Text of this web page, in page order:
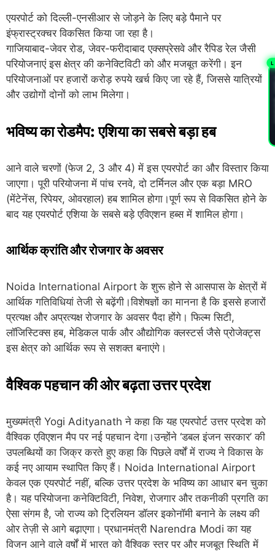
एयरपोर्ट को दिल्ली-एनसीआर से जोड़ने के लिए बड़े पैमाने पर
इंफ्रास्ट्रक्चर विकसित किया जा रहा है।
गाजियाबाद-जेवर रोड, जेवर-फरीदाबाद एक्सप्रेसवे और रैपिड रेल जैसी
परियोजनाएं इस क्षेत्र की कनेक्टिविटी को और मजबूत करेंगी। इन
परियोजनाओं पर हजारों करोड़ रुपये खर्च किए जा रहे हैं, जिससे यात्रियों
और उद्योगों दोनों को लाभ मिलेगा।
भविष्य का रोडमैप: एशिया का सबसे बड़ा हब
आने वाले चरणों (फेज 2, 3 और 4) में इस एयरपोर्ट का और विस्तार किया
जाएगा। पूरी परियोजना में पांच रनवे, दो टर्मिनल और एक बड़ा MRO
(मेंटेनेंस, रिपेयर, ओवरहाल) हब शामिल होगा।पूर्ण रूप से विकसित होने के
बाद यह एयरपोर्ट एशिया के सबसे बड़े एविएशन हब्स में शामिल होगा।
आर्थिक क्रांति और रोजगार के अवसर
Noida International Airport के शुरू होने से आसपास के क्षेत्रों में
आर्थिक गतिविधियां तेजी से बढ़ेंगी।विशेषज्ञों का मानना है कि इससे हजारों
प्रत्यक्ष और अप्रत्यक्ष रोजगार के अवसर पैदा होंगे। फिल्म सिटी,
लॉजिस्टिक्स हब, मेडिकल पार्क और औद्योगिक क्लस्टर्स जैसे प्रोजेक्ट्स
इस क्षेत्र को आर्थिक रूप से सशक्त बनाएंगे।
वैश्विक पहचान की ओर बढ़ता उत्तर प्रदेश
मुख्यमंत्री Yogi Adityanath ने कहा कि यह एयरपोर्ट उत्तर प्रदेश को
वैश्विक एविएशन मैप पर नई पहचान देगा।उन्होंने ‘डबल इंजन सरकार’ की
उपलब्धियों का जिक्र करते हुए कहा कि पिछले वर्षों में राज्य ने विकास के
कई नए आयाम स्थापित किए हैं। Noida International Airport
केवल एक एयरपोर्ट नहीं, बल्कि उत्तर प्रदेश के भविष्य का आधार बन चुका
है। यह परियोजना कनेक्टिविटी, निवेश, रोजगार और तकनीकी प्रगति का
ऐसा संगम है, जो राज्य को ट्रिलियन डॉलर इकोनॉमी बनाने के लक्ष्य की
ओर तेज़ी से आगे बढ़ाएगा। प्रधानमंत्री Narendra Modi का यह
विजन आने वाले वर्षों में भारत को वैश्विक स्तर पर और मजबूत स्थिति में